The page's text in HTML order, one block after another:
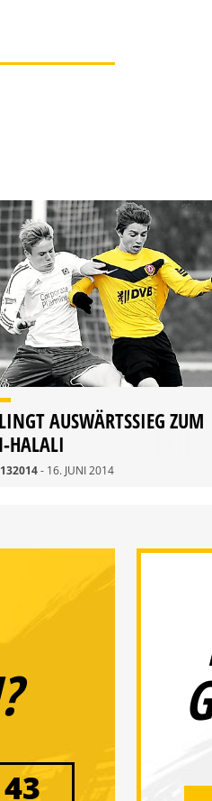
AUSWÄRTSSIEG ZUM
HALALI
- 16. JUNI 2014